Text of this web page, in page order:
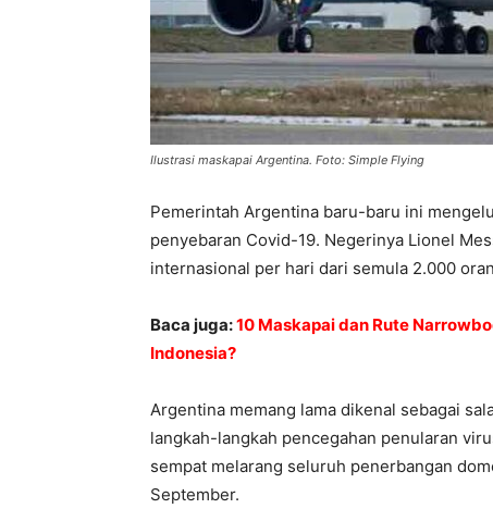
Ilustrasi maskapai Argentina. Foto: Simple Flying
Pemerintah Argentina baru-baru ini
penyebaran Covid-19. Negerinya Lionel
internasional per hari dari semula 2.000
Baca juga:10 Maskapai dan Rute
Indonesia?
Argentina memang lama dikenal sebagai
langkah-langkah pencegahan penularan
sempat melarang seluruh penerbangan
September.